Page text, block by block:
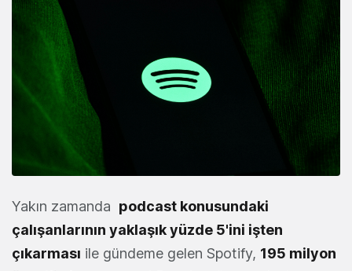
Yakın zamanda podcast konusundaki
çalışanlarının yaklaşık yüzde 5'ini işten
çıkarması ile gündeme gelen Spotify, 195 milyon